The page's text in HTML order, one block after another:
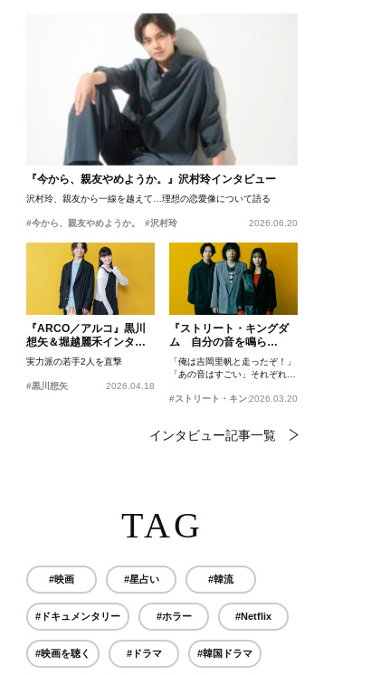
『今から、親友やめようか。』沢村玲インタビュー
沢村玲、親友から一線を越えて…理想の恋愛像について語る
#今から、親友やめようか。 #沢村玲 2026.06.20
『ARCO／アルコ』黒川
想矢＆堀越麗禾インタビ
ュー
実力派の若手2人を直撃
#黒川想矢 2026.04.18
『ストリート・キングダ
ム 自分の音を鳴ら
せ。』峯田和伸、若葉竜
也、吉岡里帆インタビュ
ー
「俺は吉岡里帆と走ったぞ！」
「あの音はすごい」それぞれの
#ストリート・キングダム 自分の音を鳴らせ。
2026.03.20
インタビュー記事一覧
TAG
#映画 #星占い #韓流
#ドキュメンタリー #ホラー #Netflix
#映画を聴く #ドラマ #韓国ドラマ